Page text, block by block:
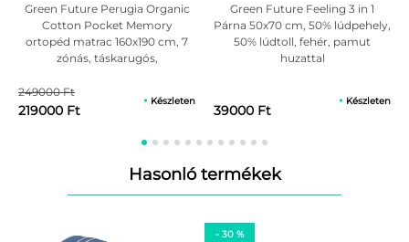
Green Future Perugia Organic
Cotton Pocket Memory
ortopéd matrac 160x190 cm, 7
zónás, táskarugós,
cm, anatómikus, antiallergén
249000 Ft
219000 Ft
Készleten
Green Future Feeling 3 in 1
Párna 50x70 cm, 50% lúdpehely,
50% lúdtoll, fehér, pamut
huzattal
39000 Ft
Készleten
Hasonló termékek
- 30 %